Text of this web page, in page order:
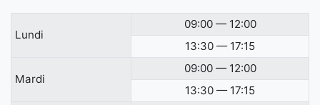
Lundi
09:00 — 12:00
13:30 — 17:15
Mardi
09:00 — 12:00
13:30 — 17:15